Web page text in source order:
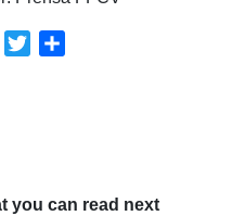
Facebook
Twitter
you can read next